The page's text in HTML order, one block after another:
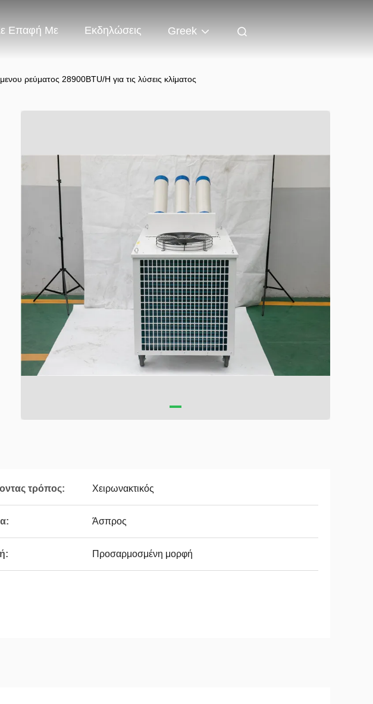
Επαφή Με Εκδηλώσεις Greek
ρεύματος 28900BTU/H για τις λύσεις κλίματος
τρόπος: Χειρωνακτικός
Άσπρος
Προσαρμοσμένη μορφή